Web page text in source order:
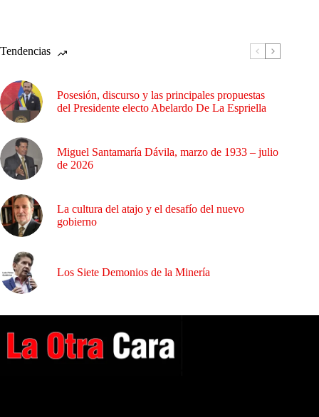
Tendencias
Posesión, discurso y las principales propuestas
del Presidente electo Abelardo De La Espriella
Miguel Santamaría Dávila, marzo de 1933 – julio
de 2026
La cultura del atajo y el desafío del nuevo
gobierno
Los Siete Demonios de la Minería